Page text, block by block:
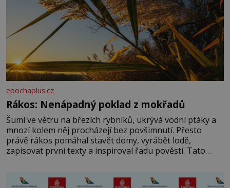
epochaplus.cz
Rákos: Nenápadný poklad z mokřadů
Šumí ve větru na březích rybníků, ukrývá vodní ptáky a
mnozí kolem něj procházejí bez povšimnutí. Přesto
právě rákos pomáhal stavět domy, vyrábět lodě,
zapisovat první texty a inspiroval řadu pověstí. Tato
letního koupání. Stačí se však podívat